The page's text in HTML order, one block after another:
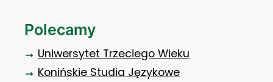
Polecamy
Uniwersytet Trzeciego Wieku
Konińskie Studia Językowe